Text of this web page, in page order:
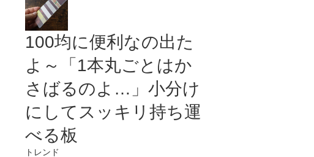
100均に便利なの出た
よ～「1本丸ごとはか
さばるのよ…」小分け
にしてスッキリ持ち運
べる板
トレンド